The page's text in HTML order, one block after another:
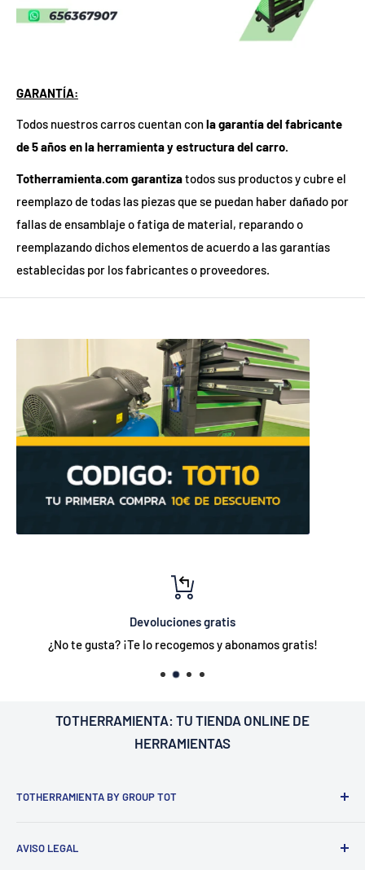
GARANTÍA:
Todos nuestros carros cuentan conla garantía del fabricante
de 5 años en la herramienta y estructura del carro.
Totherramienta.com garantizatodos sus productos y cubre el
reemplazo de todas las piezas que se puedan haber dañado por
fallas de ensamblaje o fatiga de material, reparando o
reemplazando dichos elementos de acuerdo a las garantías
establecidas por los fabricantes o proveedores.
Devoluciones gratis
¿No te gusta? ¡Te lo recogemos y abonamos gratis!
TOTHERRAMIENTA: TU TIENDA ONLINE DE
HERRAMIENTAS
TOTHERRAMIENTA BY GROUP TOT
Sant Esteve Sesrovires
AVISO LEGAL